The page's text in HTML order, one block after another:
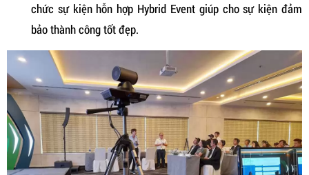
chức sự kiện hỗn hợp Hybrid Event giúp cho sự kiện đảm
bảo thành công tốt đẹp.